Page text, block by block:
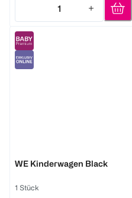
1
Quantity: 1
WE Kinderwagen Black
1 Stück